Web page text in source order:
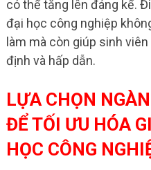
có thể tăng lên đáng kể.
đại học công nghiệp
làm mà còn giúp sinh
định và hấp dẫn.
LỰA CHỌN
ĐỂ TỐI ƯU HÓA
HỌC CÔNG